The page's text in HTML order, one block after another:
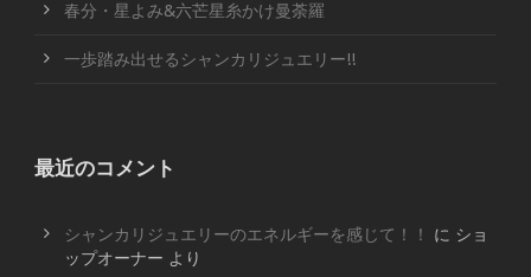
春分・星よみ&六芒星糸かけ曼荼羅
一歩踏み出せるシャンカリジュエリー!!
最近のコメント
シャンカリジュエリーのエネルギーを感じて！！ に ショ
ップオーナー より